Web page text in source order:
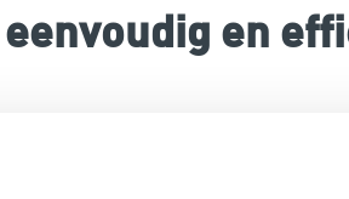
en
speciaal is ontworpen om
de BC5701. Binnen 30